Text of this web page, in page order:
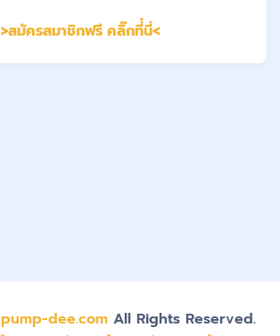
>สมัครสมาชิกฟรี คลิ๊กที่่นี่<
pump-dee.com All Rights Reserved.